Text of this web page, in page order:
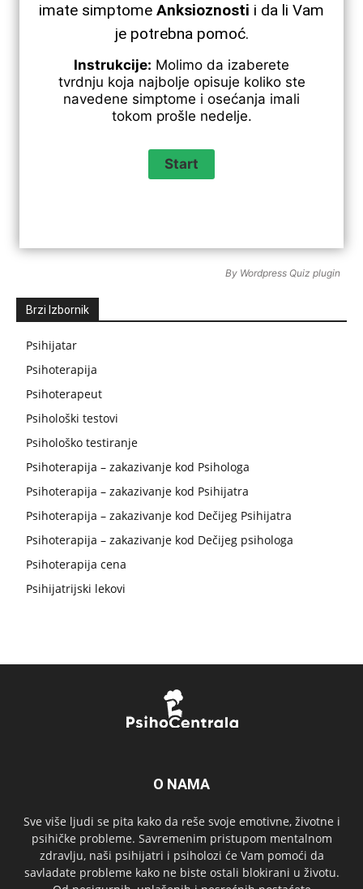
imate simptome Anksioznosti i da li Vam
je potrebna pomoć.
Instrukcije: Molimo da izaberete
tvrdnju koja najbolje opisuje koliko ste
navedene simptome i osećanja imali
tokom prošle nedelje.
By Wordpress Quiz plugin
Brzi Izbornik
Psihijatar
Psihoterapija
Psihoterapeut
Psihološki testovi
Psihološko testiranje
Psihoterapija – zakazivanje kod Psihologa
Psihoterapija – zakazivanje kod Psihijatra
Psihoterapija – zakazivanje kod Dečijeg Psihijatra
Psihoterapija – zakazivanje kod Dečijeg psihologa
Psihoterapija cena
Psihijatrijski lekovi
O NAMA
Sve više ljudi se pita kako da reše svoje emotivne, životne i
psihičke probleme. Savremenim pristupom mentalnom
zdravlju, naši psihijatri i psiholozi će Vam pomoći da
savladate probleme kako ne biste ostali blokirani u životu.